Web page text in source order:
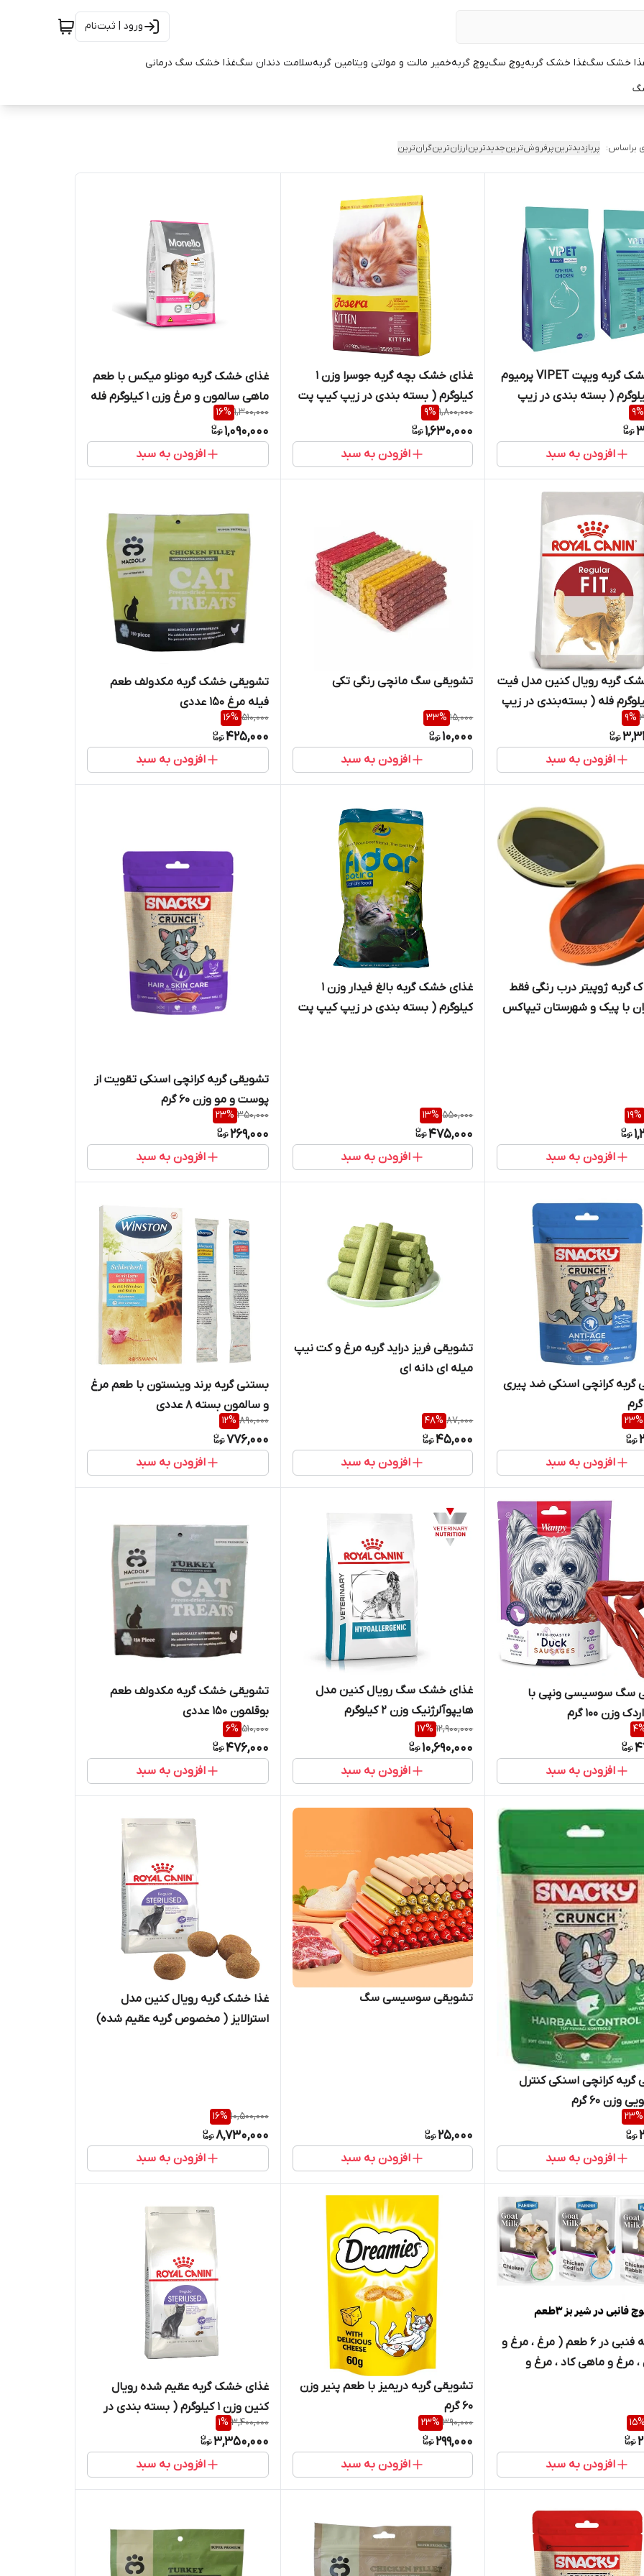
ورود | ثبت‌نام
خشک سگغذا خشک گربهپوچ سگپوچ گربهخمیر مالت و مولتی ویتامین گربهسلامت دندان سگغذا خشک سگ درمانی
براساس: پربازدیدترینپرفروش‌ترینجدیدترینارزان‌ترینگران‌ترین
غذای خشک گربه ویپت VIPET پرمیوم
1 کیلوگرم ( بسته بندی در زیپ
لئو )
9%
افزودن به سبد
غذای خشک بچه گربه جوسرا وزن 1
کیلوگرم ( بسته بندی در زیپ کیپ پت
شاپ لئو )
1,800,000
9%
1,630,000
افزودن به سبد
غذای خشک گربه مونلو میکس با طعم
ماهی سالمون و مرغ وزن 1 کیلوگرم فله
( بسته بندی در زیپ کیپ پت شاپ لئو
)
1,300,000
16%
1,090,000
افزودن به سبد
گربه رویال کنین مدل فیت
١ کیلوگرم فله ( بسته‌بندی در زیپ
لئو) 9%
افزودن به سبد
تشویقی سگ مانچی رنگی تکی
15,000
33%
10,000
افزودن به سبد
تشویقی خشک گربه مکدولف طعم
فیله مرغ 150 عددی
510,000
16%
425,000
افزودن به سبد
گربه ژوپیتر درب رنگی فقط
با پیک و شهرستان تیپاکس
19%
افزودن به سبد
غذای خشک گربه بالغ فیدار وزن 1
کیلوگرم ( بسته بندی در زیپ کیپ پت
550,000
13%
475,000
افزودن به سبد
تشویقی گربه کرانچی اسنکی تقویت از
پوست و مو وزن 60 گرم
350,000
23%
269,000
افزودن به سبد
گربه کرانچی اسنکی ضد پیری
23%
افزودن به سبد
تشویقی فریز دراید گربه مرغ و کت نیپ
میله ای دانه ای
87,000
48%
45,000
افزودن به سبد
بستنی گربه برند وینستون با طعم مرغ
و سالمون بسته 8 عددی
890,000
12%
776,000
افزودن به سبد
سگ سوسیسی ونپی با
100 گرم
4
افزودن به سبد
غذای خشک سگ رویال کنین مدل
هایپوآلرژنیک وزن 2 کیلوگرم
12,900,000
17%
10,690,000
افزودن به سبد
تشویقی خشک گربه مکدولف طعم
بوقلمون 150 عددی
510,000
6%
476,000
افزودن به سبد
گربه کرانچی اسنکی کنترل
وزن 60 گرم
23%
افزودن به سبد
تشویقی سوسیسی سگ
25,000
افزودن به سبد
غذا خشک گربه رویال کنین مدل
استرالایز ( مخصوص گربه عقیم شده)
10,500,000
16%
8,730,000
افزودن به سبد
پوچ گربه فنبی در 6 طعم ( مرغ ، مرغ و
مرغ و ماهی کاد ، مرغ و
85 گرم15%
افزودن به سبد
تشویقی گربه دریمیز با طعم پنیر وزن
60 گرم
390,000
23%
299,000
افزودن به سبد
غذای خشک گربه عقیم شده رویال
کنین وزن 1 کیلوگرم ( بسته بندی در
زیپ کیپ پت شاپ لئو )
3,400,000
1%
3,350,000
افزودن به سبد